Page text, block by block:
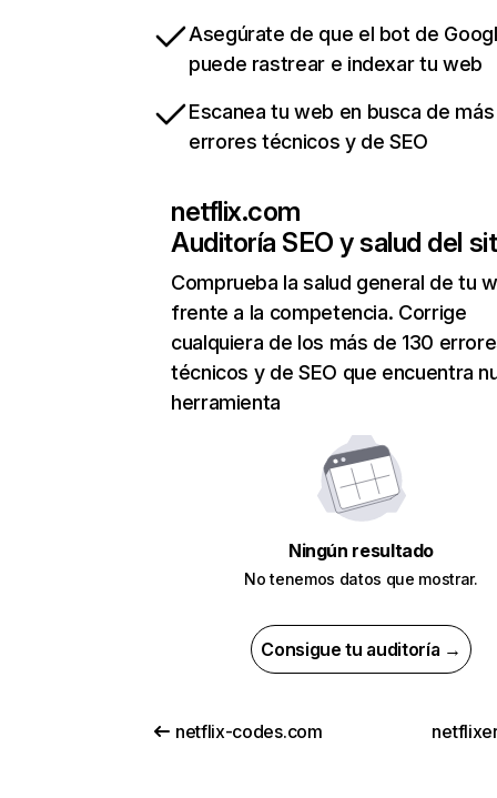
Asegúrate de que el bot de
puede rastrear e indexar tu web
Escanea tu web en busca de
errores técnicos y de SEO
netflix.com
Auditoría SEO y salud del
Comprueba la salud general de tu
frente a la competencia. Corrige
cualquiera de los más de 130
técnicos y de SEO que encuentra
herramienta
Ningún resultado
No tenemos datos que mostrar.
Consigue tu auditoría →
netflix-codes.com